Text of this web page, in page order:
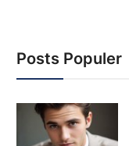
Posts Populer